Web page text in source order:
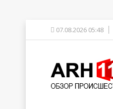
07.08.2026 05:48